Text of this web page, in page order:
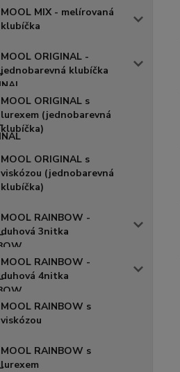
MOOL MIX - melírovaná
klubíčka
MOOL ORIGINAL -
jednobarevná klubíčka
MOOL ORIGINAL s
lurexem (jednobarevná
klubíčka)
MOOL ORIGINAL s
viskózou (jednobarevná
klubíčka)
MOOL RAINBOW -
duhová 3nitka
MOOL RAINBOW -
duhová 4nitka
MOOL RAINBOW s
viskózou
MOOL RAINBOW s
lurexem